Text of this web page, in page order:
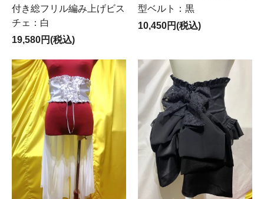
付き総フリル編み上げビス
チェ：白
19,580円(税込)
型ベルト：黒
10,450円(税込)